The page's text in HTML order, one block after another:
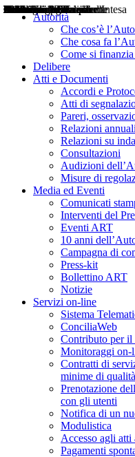
Autorità
Che cos’è
Che cosa fa
Come si
Delibere
Atti e Documenti
Accordi e
Atti di
Pareri,
Relazioni annuali
Relazioni su
Consultazioni
Audizioni
Misure di
Media ed Eventi
Comunicati
Interventi del
Eventi ART
10 anni
Campagna di
Press-kit
Bollettino ART
Notizie
Servizi on-line
Sistema
ConciliaWeb
Contributo per
Monitoraggi on-
Contratti di
minime di qualità
Prenotazione
con gli utenti
Notifica di un
Modulistica
Accesso agli
Pagamenti
Delibere
Pareri
Consultazioni
Audizioni
Atti di Segnalazione
Accordi e Protocolli d'Intesa
Relazioni annuali
Misure di regolazione
Notizie
Comunicati Stampa
Bollettini ART
Convegni ART
Interviste del Presidente
Articoli in primo piano
Interventi del Presidente
2004
2005
2010
2013
2014
2015
2016
2017
2018
2019
202
2020
2021
2022
2023
2024
2025
2026
Aereo
Marittimo
Terrestre